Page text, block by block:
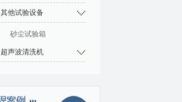
其他试验设备
砂尘试验箱
超声波清洗机